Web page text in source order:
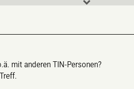
mit anderen TIN-Personen?